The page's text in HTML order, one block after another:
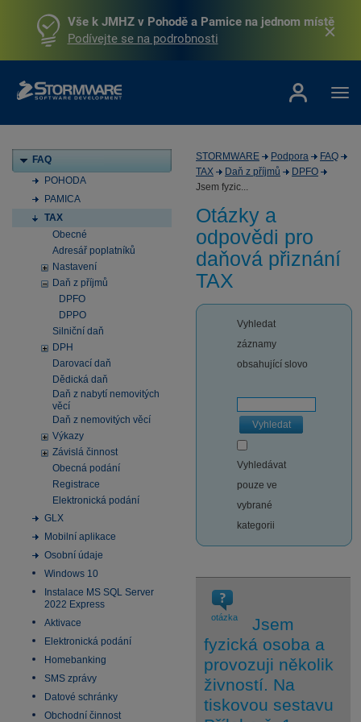
Vše k JMHZ v Pohodě a Pamice na jednom místě
Podívejte se na podrobnosti
FAQ
POHODA
PAMICA
TAX
Obecné
Adresář poplatníků
Nastavení
Daň z příjmů
DPFO
DPPO
Silniční daň
DPH
Darovací daň
Dědická daň
Daň z nabytí nemovitých
věcí
Daň z nemovitých věcí
Výkazy
Závislá činnost
Obecná podání
Registrace
Elektronická podání
GLX
Mobilní aplikace
Osobní údaje
Windows 10
Instalace MS SQL Server
2022 Express
Aktivace
Elektronická podání
Homebanking
SMS zprávy
Datové schránky
Obchodní činnost
STORMWARE Podpora
FAQ
TAX
Daň z příjmů
DPFO
Jsem fyzic...
Otázky a
odpovědi pro
daňová přiznání
TAX
Vyhledat
záznamy
obsahující slovo
Vyhledat
Vyhledávat
pouze ve
vybrané
kategorii
otázka
Jsem
fyzická osoba a
provozuji několik
živností. Na
tiskovou sestavu